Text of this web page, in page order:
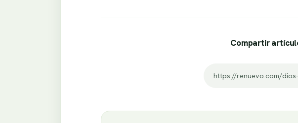
Compartir
https://renuevo.com/